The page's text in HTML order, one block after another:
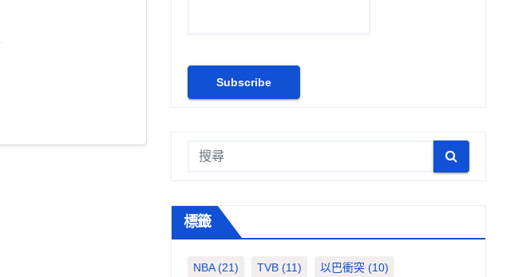
標籤
NBA(21) TVB (11) 以巴衝突 (10)